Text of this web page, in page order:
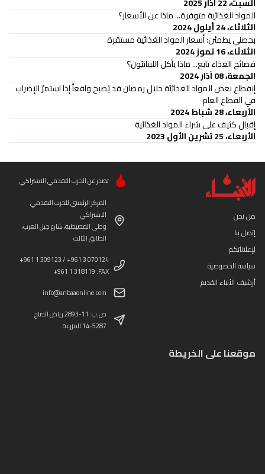
السبت، 22 آذار 2025
المواد الغذائية متوفرة... ماذا عن الأسعار؟
الثلاثاء، 24 أيلول 2024
بحصلي يطمئن: أسعار المواد الغذائية مستقرة
الثلاثاء، 16 تموز 2024
فضائح الغذاء تابع... ماذا يأكل اللبنانيّون؟
الجمعة، 08 آذار 2024
إنقطاع بعض المواد الغذائيّة خلال رمضان قد يُصبح واقعاً إذا استمرّ الإضراب
في القطاع العام
الأربعاء، 28 شباط 2024
إقبال كثيف على شراء المواد الغذائية
الأربعاء، 25 تشرين الأول 2023
من نحن
إتصل بنا
لإعلاناتكم
سياسة الخصوصية
أرشيف الأنباء القديم
تصدر عن الحزب التقدمي الاشتراكي
المركز الرئيسي للحزب التقدمي
الاشتراكي
وطى المصيطبة، شارع جبل العرب،
الطابق الثالث
+961 1 309123 / +961 3 070124
+961 1 318119 :FAX
info@anbaaonline.com
ص.ب: 11-2893 رياض الصلح
14-5287 المزرعة
موقعنا على الخريطة